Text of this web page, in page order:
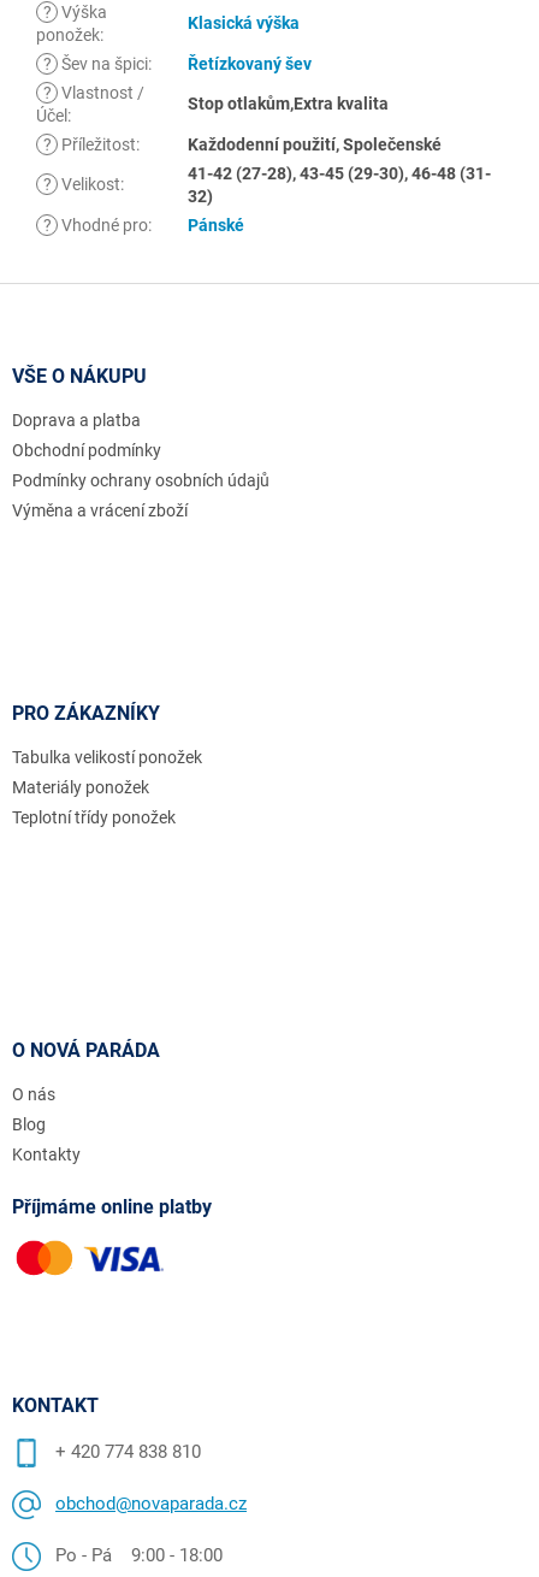
? Výška
ponožek:
Klasická výška
? Šev na špici:
Řetízkovaný šev
? Vlastnost /
Účel :
Stop otlakům,Extra kvalita
? Příležitost: Každodenní použití, Společenské
? Velikost:
41-42 (27-28), 43-45 (29-30), 46-48 (31-
32)
? Vhodné pro: Pánské
VŠE O NÁKUPU
Doprava a platba
Obchodní podmínky
Podmínky ochrany osobních údajů
Výměna a vrácení zboží
PRO ZÁKAZNÍKY
Tabulka velikostí ponožek
Materiály ponožek
Teplotní třídy ponožek
O NOVÁ PARÁDA
O nás
Blog
Kontakty
Příjmáme online platby
KONTAKT
+ 420 774 838 810
obchod@novaparada.cz
Po - Pá 9:00 - 18:00